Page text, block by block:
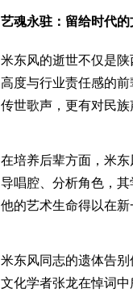
艺魂永驻：留给时代的
米东风的逝世不仅是
高度与行业责任感的
传世歌声，更有对民族
在培养后辈方面，米
导唱腔、分析角色，
他的艺术生命得以在新
米东风同志的遗体告
文化学者张龙在悼词